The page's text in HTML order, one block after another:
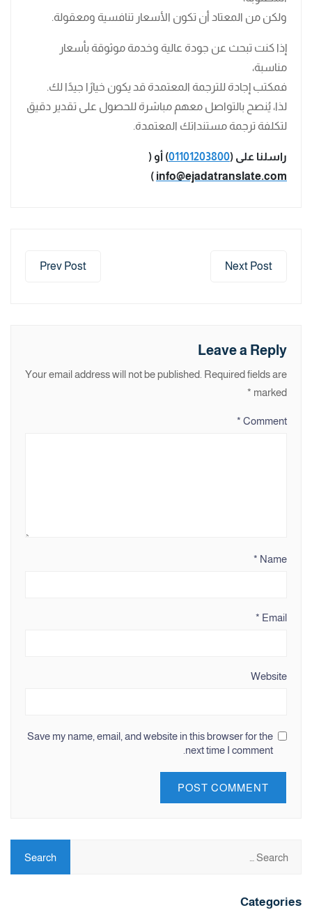
ولكن من المعتاد أن تكون الأسعار تنافسية ومعقولة.
إذا كنت تبحث عن جودة عالية وخدمة موثوقة بأسعار
مناسبة،
فمكتب إجادة للترجمة المعتمدة قد يكون خيارًا جيدًا لك.
لذا، يُنصح بالتواصل معهم مباشرة للحصول على تقدير دقيق
لتكلفة ترجمة مستنداتك المعتمدة.
راسلنا على (01101203800) أو (
info@ejadatranslate.com
)
Prev Post Next Post
Leave a Reply
Your email address will not be published. Required fields are
marked
*
Comment
*
Name
*
Email
*
Website
Save my name, email, and website in this browser for the
next time I comment.
Categories